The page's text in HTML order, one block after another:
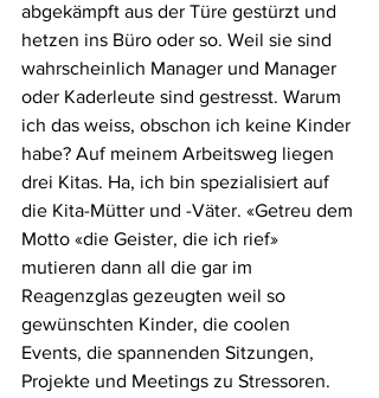
abgekämpft aus der Türe gestürzt und
hetzen ins Büro oder so. Weil sie sind
wahrscheinlich Manager und Manager
oder Kaderleute sind gestresst. Warum
ich das weiss, obschon ich keine Kinder
habe? Auf meinem Arbeitsweg liegen
drei Kitas. Ha, ich bin spezialisiert auf
die Kita-Mütter und -Väter. «Getreu dem
Motto «die Geister, die ich rief»
mutieren dann all die gar im
Reagenzglas gezeugten weil so
gewünschten Kinder, die coolen
Events, die spannenden Sitzungen,
Projekte und Meetings zu Stressoren.